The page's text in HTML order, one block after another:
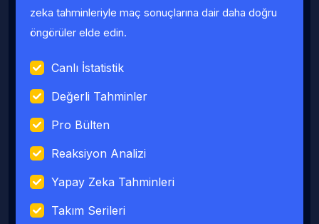
zeka tahminleriyle maç sonuçlarına dair daha doğru
öngörüler elde edin.
Canlı İstatistik
Değerli Tahminler
Pro Bülten
Reaksiyon Analizi
Yapay Zeka Tahminleri
Takım Serileri